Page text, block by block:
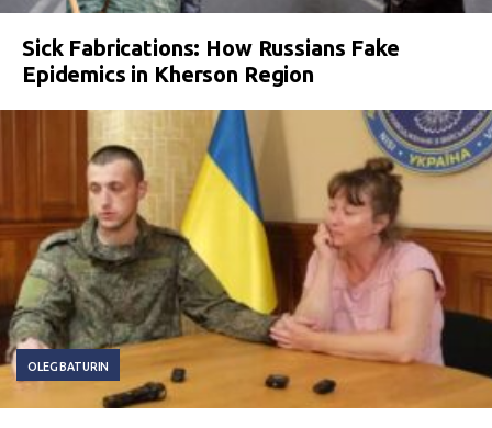
Sick Fabrications: How Russians Fake
Epidemics in Kherson Region
OLEG BATURIN